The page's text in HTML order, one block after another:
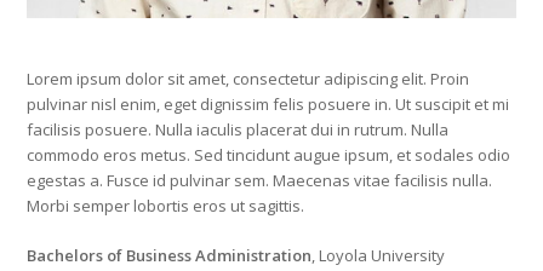
Lorem ipsum dolor sit amet, consectetur adipiscing elit. Proin
pulvinar nisl enim, eget dignissim felis posuere in. Ut suscipit et mi
facilisis posuere. Nulla iaculis placerat dui in rutrum. Nulla
commodo eros metus. Sed tincidunt augue ipsum, et sodales odio
egestas a. Fusce id pulvinar sem. Maecenas vitae facilisis nulla.
Morbi semper lobortis eros ut sagittis.
Bachelors of Business Administration, Loyola University